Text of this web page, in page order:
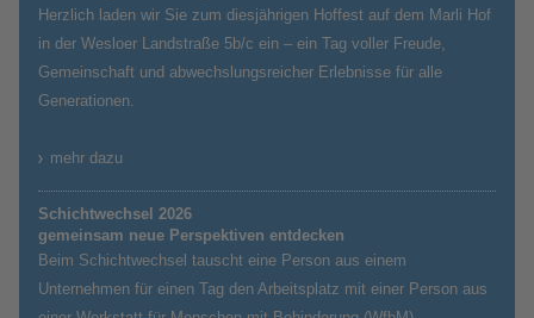
Herzlich laden wir Sie zum diesjährigen Hoffest auf dem Marli Hof
in der Wesloer Landstraße 5b/c ein – ein Tag voller Freude,
Gemeinschaft und abwechslungsreicher Erlebnisse für alle
Generationen.
mehr dazu
Schichtwechsel 2026
gemeinsam neue Perspektiven entdecken
Beim Schichtwechsel tauscht eine Person aus einem
Unternehmen für einen Tag den Arbeitsplatz mit einer Person aus